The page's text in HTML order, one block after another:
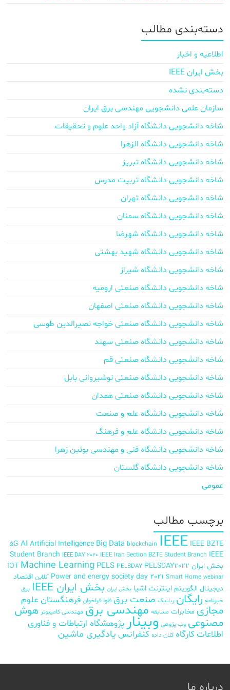
دسته‌بندی مطالب
اطلاعیه و اخبار
بخش ایران IEEE
دسته‌بندی نشده
سازمان علمی دانشجویی مهندسی برق ایران
شاخه دانشجویی دانشگاه آزاد واحد علوم و تحقیقات
شاخه دانشجویی دانشگاه الزهرا
شاخه دانشجویی دانشگاه تبریز
شاخه دانشجویی دانشگاه تربیت مدرس
شاخه دانشجویی دانشگاه تهران
شاخه دانشجویی دانشگاه سمنان
شاخه دانشجویی دانشگاه شهرضا
شاخه دانشجویی دانشگاه شهید بهشتی
شاخه دانشجویی دانشگاه شیراز
شاخه دانشجویی دانشگاه صنعتی ارومیه
شاخه دانشجویی دانشگاه صنعتی اصفهان
شاخه دانشجویی دانشگاه صنعتی خواجه نصیرالدین طوسی
شاخه دانشجویی دانشگاه صنعتی سهند
شاخه دانشجویی دانشگاه صنعتی قم
شاخه دانشجویی دانشگاه صنعتی نوشیروانی بابل
شاخه دانشجویی دانشگاه صنعتی همدان
شاخه دانشجویی دانشگاه علم و صنعت
شاخه دانشجویی دانشگاه علم و فرهنگ
شاخه دانشجویی دانشگاه فنی و مهندسی بوئین زهرا
شاخه دانشجویی دانشگاه گلستان
عمومی
برچسب‌ مطالب
5G AI Artificial Intelligence Big Data blockchain IEEE IEEE BZTE
Student Branch IEEE DAY 2020 IEEE Iran Section BZTE Student Branch IEEE
بخش ایران
IOT Machine Learning PELS PELSDAY PELSDAY2022
Power and energy society day 2021 Smart Home webinar آنلاین اقتصاد
دیجیتال الگوریتم اینترنت اشیا بخش ایران بخش ایران IEEE
برق
خبرنامه رایگان رباتیک صنعت برق فاوا فراخوان فرهنگستان علوم
مجازی مخابرات مسابقه مهندسی برق مهندسی کامپیوتر هوش
مصنوعی وب پژوهی وبینارپژوهشگاه ارتباطات و فناوری
اطلاعات کارگاه کلان داده کنفرانس یادگیری ماشین